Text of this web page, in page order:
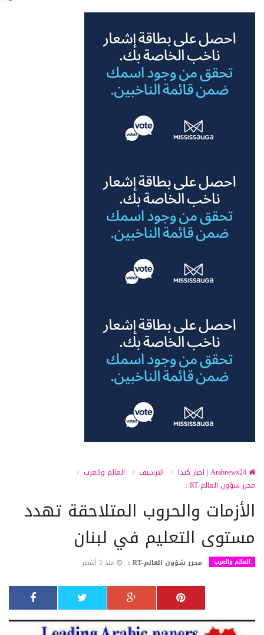
الارشيف
العالم والعرب
محرر شؤون العالم-RT :
الأزمات والحروب المتلاحقة تهدد
مستوى التعليم في لبنان
العالم والعرب محرر شؤون العالم-RT : منذ 3 أشهر